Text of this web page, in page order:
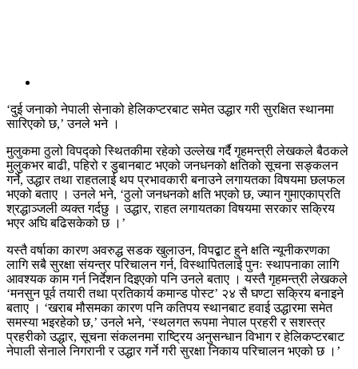
‘दुई जनाको नेपाली सेनाको हेलिकप्टरबाट समेत उद्धार गरी सुरक्षित स्थानमा
सारिएको छ,’ उनले भने ।
मुलुकमा ठुलो विपद्को स्थितकीमा रहेको उल्लेख गर्दै गृहमन्त्री लेखकले बैठकले
मुलुकभर बाढी, पहिरो र डुबानबाट भएको जनधनको क्षतिको सूचना सङ्कलन
गर्ने, उद्धार तथा राहतलाई थप प्रभावकारी बनाउने लगायतका विषयमा छलफल
भएको बताए । उनले भने, ‘ठुलो जनधनको क्षति भएको छ, ज्यान गुमाएकाप्रति
श्रद्धाञ्जली व्यक्त गर्दछु । उद्धार, राहत लगायतका विषयमा सरकार सक्रिय
भएर अघि बढिसकेको छ ।’
यस्तै वर्षाका कारण अवरुद्ध सडक खुलाउन, विपद्बाट हुने क्षति न्यूनीकरणका
लागि सबै सुरक्षा संयन्त्र परिचालन गर्न, विस्थापितलाई पुनः स्थापनाका लागि
आवश्यक काम गर्न निर्देशन दिइएको पनि उनले बताए । यस्तै गृहमन्त्री लेखकले
‘मनसुन पूर्व तयारी तथा प्रतिकार्य कमान्ड पोस्ट’ २४ सै घण्टा सक्रिय बनाइने
बताए । ‘खराब मौसमका कारण पनि कतिपय स्थानबाट हवाई उद्धारमा समेत
समस्या भइरहेको छ,’ उनले भने, ‘स्थलगत रूपमा नेपाल प्रहरी र सशस्त्र
प्रहरीको उद्धार, सूचना संकलनमा राष्ट्रिय अनुसन्धान विभाग र हेलिकप्टरबाट
नेपाली सेनाले निगरानी र उद्धार गर्ने गरी सुरक्षा निकाय परिचालन भएको छ ।’